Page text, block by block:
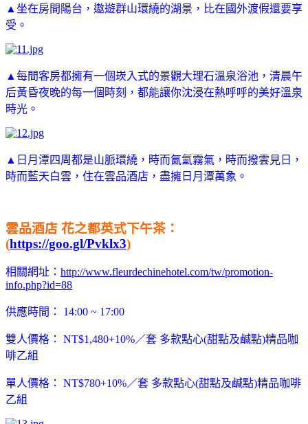
▲坐在房間陽台，遨遊群山環繞的湖景，比在國外渡假還要享
受。
▲每間客房都擁有一個崁入式的景觀大理石溫泉浴池，清晨午
后黃昏夜晚的每一個時刻，都能讓你沈浸在熱呼呼的美好溫泉
時光。
▲日月潭四周都是山脈環繞，時而氤氳霧氣，時而撥雲見日，
時而藍天白雲，住在雲品酒店，盡擁日月潭萬象。
雲品酒店 花之都英式下午茶：
(https://goo.gl/Pvklx3)
相關網址： http://www.fleurdechinehotel.com/tw/promotion-
info.php?id=88
供應時間： 14:00 ~ 17:00
雙人價格： NT$1,480+10%／套 多款點心(甜點及鹹點)精品咖
啡乙組
單人價格： NT$780+10%／套 多款點心(甜點及鹹點)精品咖啡
乙組